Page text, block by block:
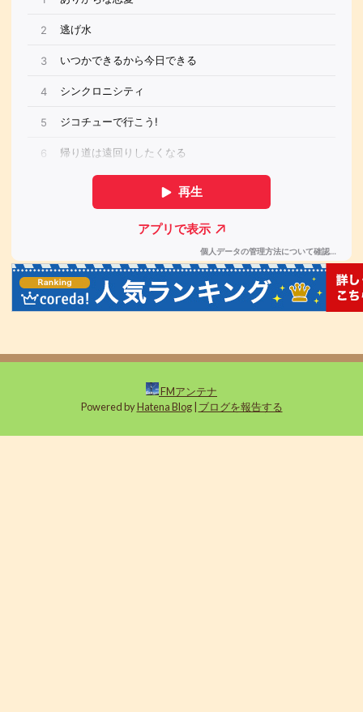
FMアンテナ
Powered byHatena Blog| ブログを報告する